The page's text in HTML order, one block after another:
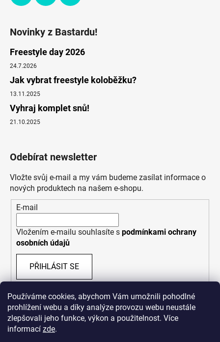
Používáme cookies, abychom Vám umožnili pohodlné
prohlížení webu a díky analýze provozu webu neustále
zlepšovali jeho funkce, výkon a použitelnost. Více
informací zde.
Novinky z Bastardu!
Freestyle day 2026
24.7.2026
Jak vybrat freestyle koloběžku?
13.11.2025
Vyhraj komplet snů!
21.10.2025
Odebírat newsletter
Vložte svůj e-mail a my vám budeme zasílat informace o
nových produktech na našem e-shopu.
E-mail
Vložením e-mailu souhlasíte s podmínkami ochrany
osobních údajů
PŘIHLÁSIT SE